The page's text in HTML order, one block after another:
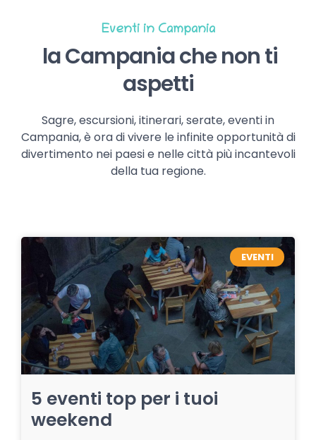
Eventi in Campania
la Campania che non ti
aspetti
Sagre, escursioni, itinerari, serate, eventi in
Campania, è ora di vivere le infinite opportunità di
divertimento nei paesi e nelle città più incantevoli
della tua regione.
EVENTI
5 eventi top per i tuoi
weekend